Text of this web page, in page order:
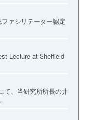
ァシリテーター認定
Lecture at Sheffield
て、当研究所所長の井